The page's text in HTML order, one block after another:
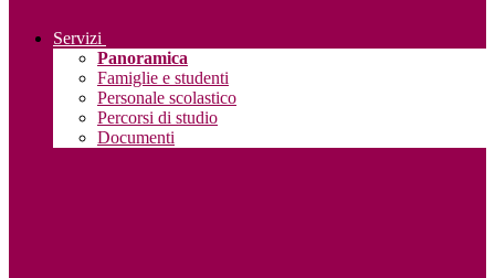
Servizi
Panoramica
Famiglie e studenti
Personale scolastico
Percorsi di studio
Documenti